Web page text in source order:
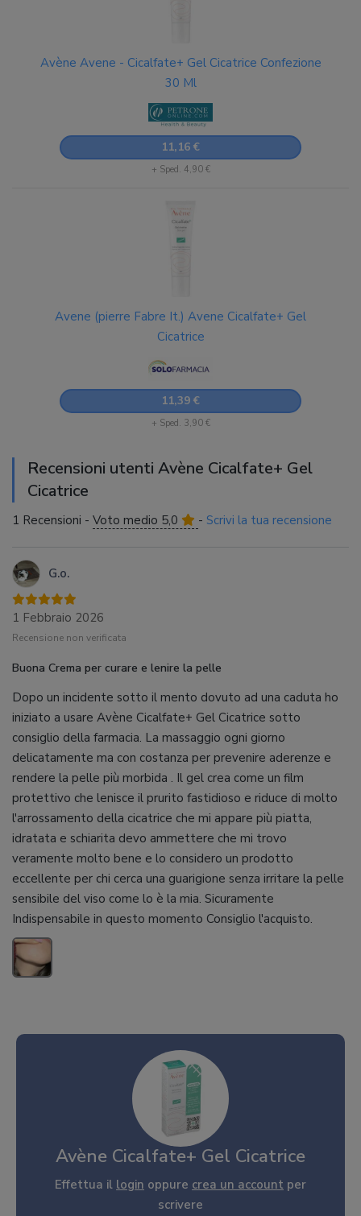
Avène Avene - Cicalfate+ Gel Cicatrice Confezione
30 Ml
11,16 €
+ Sped. 4,90 €
Avene (pierre Fabre It.) Avene Cicalfate+ Gel
Cicatrice
11,39 €
+ Sped. 3,90 €
Recensioni utenti Avène Cicalfate+ Gel
Cicatrice
1 Recensioni - Voto medio 5,0 - Scrivi la tua recensione
G.o.
1 Febbraio 2026
Recensione non verificata
Buona Crema per curare e lenire la pelle
Dopo un incidente sotto il mento dovuto ad una caduta ho
iniziato a usare Avène Cicalfate+ Gel Cicatrice sotto
consiglio della farmacia. La massaggio ogni giorno
delicatamente ma con costanza per prevenire aderenze e
rendere la pelle più morbida . Il gel crea come un film
protettivo che lenisce il prurito fastidioso e riduce di molto
l'arrossamento della cicatrice che mi appare più piatta,
idratata e schiarita devo ammettere che mi trovo
veramente molto bene e lo considero un prodotto
eccellente per chi cerca una guarigione senza irritare la pelle
sensibile del viso come lo è la mia. Sicuramente
Indispensabile in questo momento Consiglio l'acquisto.
Avène Cicalfate+ Gel Cicatrice
Effettua il login oppure crea un account per
scrivere